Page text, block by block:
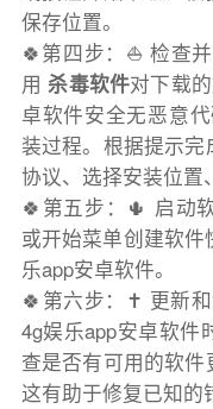
保存位置。
🍀第四步：⛵️ 检查
用杀毒软件对下载
卓软件安全无恶意
装过程。根据提示
协议、选择安装位置
🍀第五步：🌵 启动
或开始菜单创建软
乐app安卓软件。
🍀第六步：✝️ 更新
4g娱乐app安卓软件
查是否有可用的软件
这有助于修复已知的